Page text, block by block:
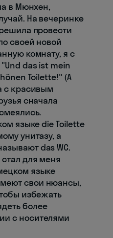
в Мюнхен,
На вечеринке
провести
своей новой
комнату, я с
das ist mein
Toilette!" (А
с красивым
сначала
языке die Toilette
унитазу, а
das WC.
для меня
языке
свои нюансы,
избежать
более
с носителями